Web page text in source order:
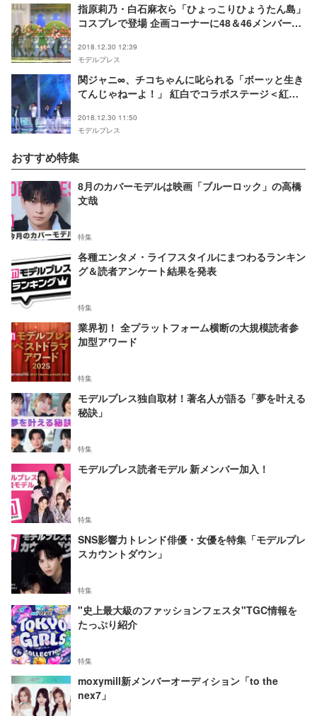
指原莉乃・白石麻衣ら「ひょっこりひょうたん島」
コスプレで登場 企画コーナーに48＆46メンバー6
2018.12.30 12:39
モデルプレス
関ジャニ∞、チコちゃんに叱られる「ボーッと生き
てんじゃねーよ！」 紅白でコラボステージ＜紅白
2018.12.30 11:50
モデルプレス
おすすめ特集
8月のカバーモデルは映画「ブルーロック」の高橋
文哉
特集
各種エンタメ・ライフスタイルにまつわるランキン
グ＆読者アンケート結果を発表
特集
業界初！ 全プラットフォーム横断の大規模読者参
加型アワード
特集
モデルプレス独自取材！著名人が語る「夢を叶える
秘訣」
特集
モデルプレス読者モデル 新メンバー加入！
特集
SNS影響力トレンド俳優・女優を特集「モデルプレ
スカウントダウン」
特集
"史上最大級のファッションフェスタ"TGC情報を
たっぷり紹介
特集
moxymill新メンバーオーディション「to the
nex7」